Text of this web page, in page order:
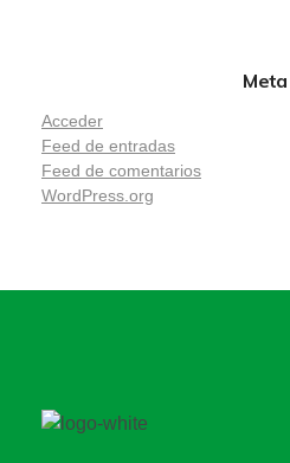
Meta
Acceder
Feed de entradas
Feed de comentarios
WordPress.org